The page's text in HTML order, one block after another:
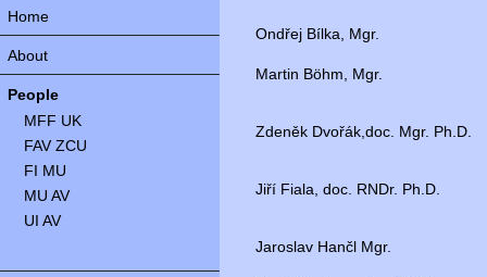
Ondřej Bílka, Mgr.
Martin Böhm, Mgr.
Zdeněk Dvořák,doc. Mgr. Ph.D.
Jiří Fiala, doc. RNDr. Ph.D.
Jaroslav Hančl Mgr.
Home
About
People
MFF UK
FAV ZCU
FI MU
MU AV
UI AV